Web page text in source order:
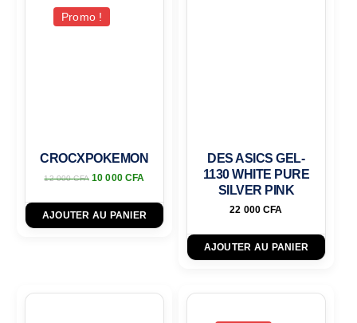
Promo !
CROCXPOKEMON
12 000CFA 10 000CFA
AJOUTER AU PANIER
DES ASICS GEL-
1130 WHITE PURE
SILVER PINK
22 000CFA
AJOUTER AU PANIER